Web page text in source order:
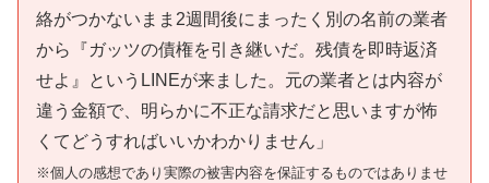
絡がつかないまま2週間後にまったく別の名前の業者
から『ガッツの債権を引き継いだ。残債を即時返済
せよ』というLINEが来ました。元の業者とは内容が
違う金額で、明らかに不正な請求だと思いますが怖
くてどうすればいいかわかりません」
※個人の感想であり実際の被害内容を保証するものではありませ